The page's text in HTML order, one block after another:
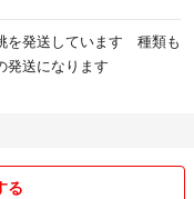
発送しています 種類も
送になります
る